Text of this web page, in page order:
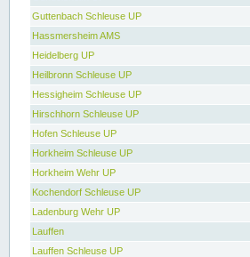
Guttenbach Schleuse UP
Hassmersheim AMS
Heidelberg UP
Heilbronn Schleuse UP
Hessigheim Schleuse UP
Hirschhorn Schleuse UP
Hofen Schleuse UP
Horkheim Schleuse UP
Horkheim Wehr UP
Kochendorf Schleuse UP
Ladenburg Wehr UP
Lauffen
Lauffen Schleuse UP